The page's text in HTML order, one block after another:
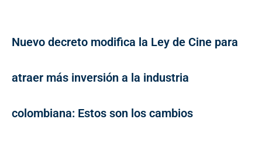
Nuevo decreto modifica la Ley de Cine para
atraer más inversión a la industria
colombiana: Estos son los cambios